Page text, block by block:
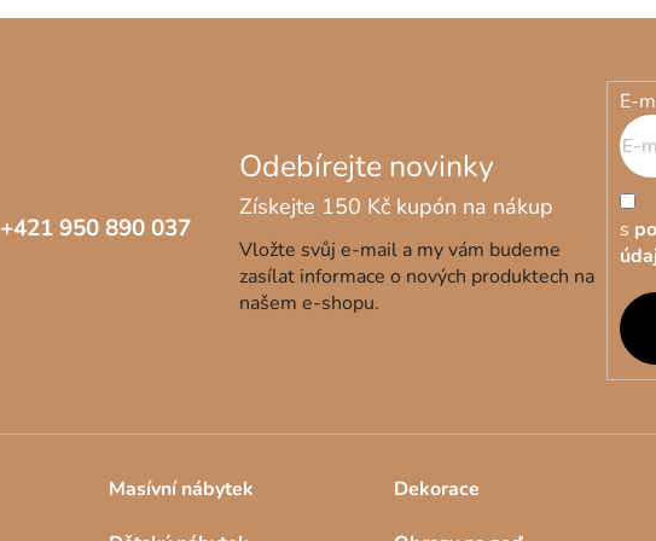
+421 950 890 037
Vložte svůj e-mail a my vám budeme
zasílat informace o nových produktech na
našem e-shopu.
E-
s
Masívní nábytek Dekorace